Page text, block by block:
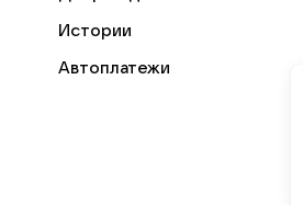
Истории
Автоплатежи